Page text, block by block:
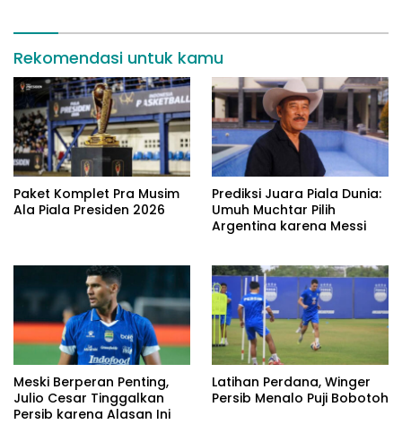
Rekomendasi untuk kamu
Paket Komplet Pra Musim
Ala Piala Presiden 2026
Prediksi Juara Piala Dunia:
Umuh Muchtar Pilih
Argentina karena Messi
Meski Berperan Penting,
Julio Cesar Tinggalkan
Persib karena Alasan Ini
Latihan Perdana, Winger
Persib Menalo Puji Bobotoh